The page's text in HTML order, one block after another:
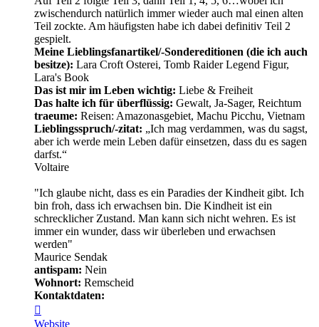
zwischendurch natürlich immer wieder auch mal einen alten
Teil zockte. Am häufigsten habe ich dabei definitiv Teil 2
gespielt.
Meine Lieblingsfanartikel/-Sondereditionen (die ich auch
besitze): Lara Croft Osterei, Tomb Raider Legend Figur,
Lara's Book
Das ist mir im Leben wichtig: Liebe & Freiheit
Das halte ich für überflüssig: Gewalt, Ja-Sager, Reichtum
traeume: Reisen: Amazonasgebiet, Machu Picchu, Vietnam
Lieblingsspruch/-zitat: „Ich mag verdammen, was du sagst,
aber ich werde mein Leben dafür einsetzen, dass du es sagen
darfst.“
Voltaire
"Ich glaube nicht, dass es ein Paradies der Kindheit gibt. Ich
bin froh, dass ich erwachsen bin. Die Kindheit ist ein
schrecklicher Zustand. Man kann sich nicht wehren. Es ist
immer ein wunder, dass wir überleben und erwachsen
werden"
Maurice Sendak
antispam: Nein
Wohnort: Remscheid
Kontaktdaten:
von
Website